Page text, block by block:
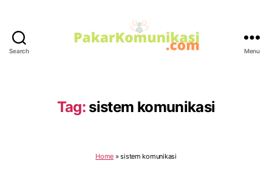
Search Menu
Tag: sistem komunikasi
Home »sistem komunikasi